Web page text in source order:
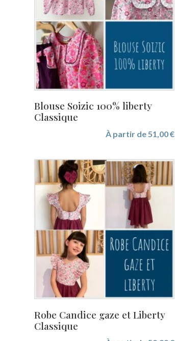
Blouse Soizic 100% liberty
Classique
À partir de 51,00€
Robe Candice gaze et Liberty
Classique